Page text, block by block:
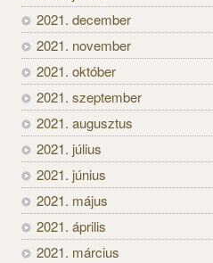
2021. december
2021. november
2021. október
2021. szeptember
2021. augusztus
2021. július
2021. június
2021. május
2021. április
2021. március